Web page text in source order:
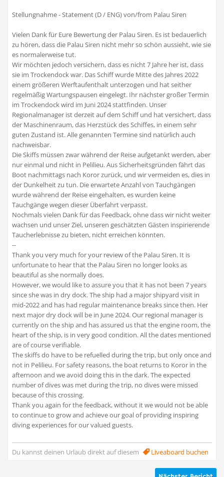
Stellungnahme - Statement (D / ENG) von/from Palau Siren
Vielen Dank für Eure Bewertung der Palau Siren. Es ist bedauerlich
zu hören, dass die Palau Siren nicht mehr so schön aussieht, wie sie
es normalerweise tut.
Wir möchten jedoch versichern, dass es nicht 7 Jahre her ist, dass
sie im Trockendock war. Das Schiff wurde Mitte des Jahres 2022
einem größeren Werftaufenthalt unterzogen und hat seither
regelmäßig Wartungspausen eingelegt. Ihr nächster großer Termin
im Trockendock wird im Juni 2024 stattfinden. Unser
Regionalmanager ist derzeit auf dem Schiff und hat versichert, dass
der Maschinenraum, das Herzstück des Schiffes, in einem sehr
guten Zustand ist. Alle genannten Termine sind natürlich auch
nachweisbar.
Die Skiffs müssen zwar während der Reise aufgetankt werden, aber
nur einmal und nicht in Pelilieu. Aus Sicherheitsgründen fährt das
Boot nachmittags nach Koror zurück, und wir vermeiden es, dies in
der Dunkelheit zu tun. Die erwartete Anzahl von Tauchgängen
wurde während der Reise eingehalten, es wurden keine
Tauchgänge wegen dieser Überfahrt verpasst.
Nochmals vielen Dank für das Feedback, ohne dass wir nicht weiter
wachsen und unser Ziel, unseren geschätzten Gästen inspirierende
Taucherlebnisse zu bieten, nicht erreichen könnten.
--
Thank you very much for your review of the Palau Siren. It is
unfortunate to hear that the Palau Siren no longer looks as
beautiful as she normally does.
However, we would like to assure you that it has not been 7 years
since she was in dry dock. The ship had a major shipyard visit in
mid-2022 and has had regular maintenance breaks since then. Her
next major dry dock will be in June 2024. Our regional manager is
currently on the ship and has assured us that the engine room, the
heart of the ship, is in very good condition. All the dates mentioned
are of course verifiable.
The skiffs do have to be refuelled during the trip, but only once and
not in Pelilieu. For safety reasons, the boat returns to Koror in the
afternoon and we avoid doing this in the dark. The expected
number of dives was met during the trip, no dives were missed
because of this crossing.
Thank you again for the feedback, without it we would not be able
to continue to grow and achieve our goal of providing inspiring
diving experiences for our valued guests.
Du kannst deinen Urlaub direkt auf diesem Liveaboard buchen